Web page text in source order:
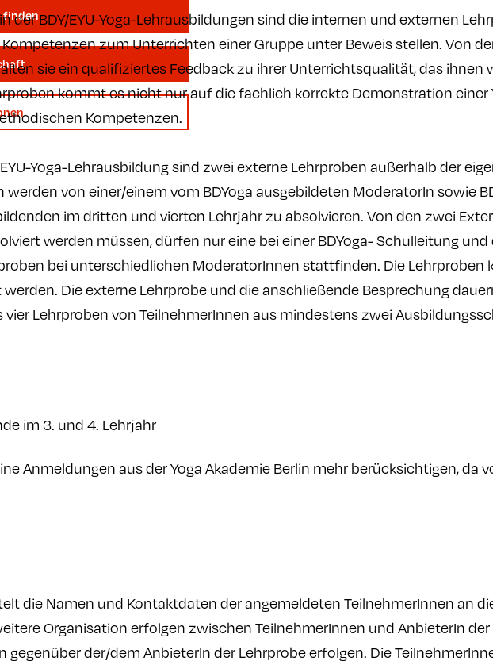
finden
der BDY/EYU-Yoga-Lehrausbildungen sind die internen und externen
zum Unterrichten einer Gruppe unter Beweis stellen. Von
sie ein qualifiziertes Feedback zu ihrer Unterrichtsqualität, das
kommt es nicht nur auf die fachlich korrekte Demonstration
Kompetenzen.
Yoga-Lehrausbildung sind zwei externe Lehrproben außerhalb der
von einer/einem vom BDYoga ausgebildeten ModeratorIn sowie
im dritten und vierten Lehrjahr zu absolvieren. Von den zwei
werden müssen, dürfen nur eine bei einer BDYoga- Schulleitung
bei unterschiedlichen ModeratorInnen stattfinden. Die Lehrproben
werden. Die externe Lehrprobe und die anschließende Besprechung
Lehrproben von TeilnehmerInnen aus mindestens zwei
im 3. und 4. Lehrjahr
Anmeldungen aus der Yoga Akademie Berlin mehr berücksichtigen, da
die Namen und Kontaktdaten der angemeldeten TeilnehmerInnen an
Organisation erfolgen zwischen TeilnehmerInnen und AnbieterIn
gegenüber der/dem AnbieterIn der Lehrprobe erfolgen. Die